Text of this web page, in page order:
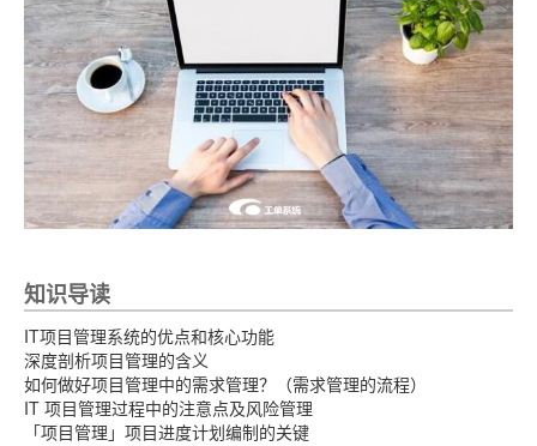
知识导读
IT项目管理系统的优点和核心功能
深度剖析项目管理的含义
如何做好项目管理中的需求管理？（需求管理的流程）
IT 项目管理过程中的注意点及风险管理
「项目管理」项目进度计划编制的关键